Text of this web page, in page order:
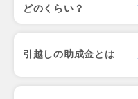
どのくらい？
引越しの助成金とは